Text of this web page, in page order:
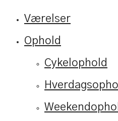
Værelser
Ophold
Cykelophold